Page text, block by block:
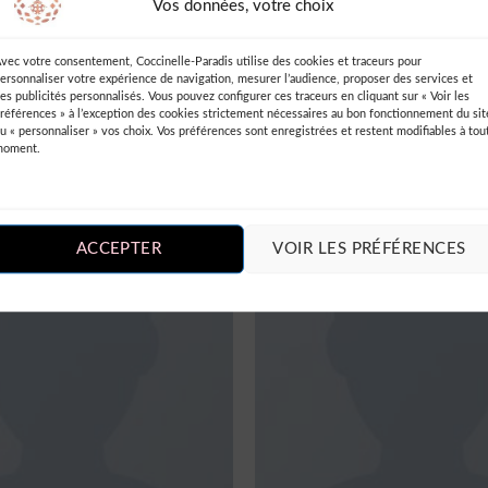
Vos données, votre choix
votre consentement, Coccinelle-Paradis utilise des cookies et traceurs pour
votre expérience de navigation, mesurer l’audience, proposer des services et
publicités personnalisés. Vous pouvez configurer ces traceurs en cliquant sur « Voir les
» à l’exception des cookies strictement nécessaires au bon fonctionnement du
« personnaliser » vos choix. Vos préférences sont enregistrées et restent modifiables à
ACCEPTER VOIR LES PRÉFÉRENCES
MEN
Entry Tee Superdry
MEN
SS Crew California Sub